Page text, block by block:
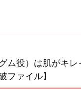
ム役）は肌がキ
ファイル】